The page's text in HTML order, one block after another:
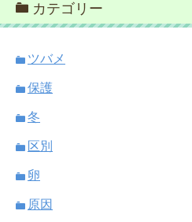
カテゴリー
ツバメ
保護
冬
区別
卵
原因